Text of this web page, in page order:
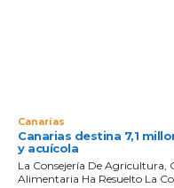
Canarias
Canarias destina 7,1
y acuícola
La Consejería De Agricultura,
Alimentaria Ha Resuelto La